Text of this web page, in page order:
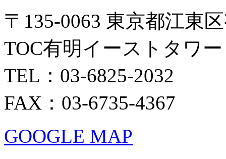
〒135-0063 東京都江東
TOC有明イーストタワ
TEL：03-6825-2032
FAX：03-6735-4367
GOOGLE MAP